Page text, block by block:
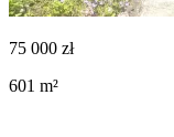
75 000 zł
601 m²